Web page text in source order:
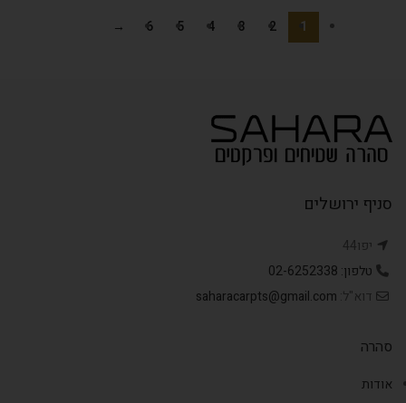
1
2
3
4
5
6
→
סניף ירושלים
יפו44
טלפון: 02-6252338
דוא"ל: saharacarpts@gmail.com
סהרה
אודות